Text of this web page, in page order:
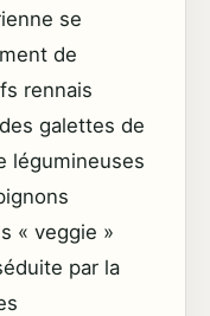
se
de
rennais
galettes de
légumineuses
« veggie »
par la